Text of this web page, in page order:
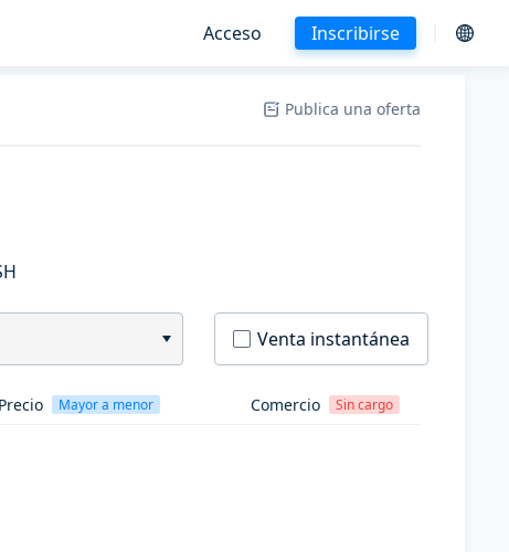
Acceso Inscribirse
Publica una oferta
Venta instantánea
Precio Mayor a menor Comercio Sin cargo